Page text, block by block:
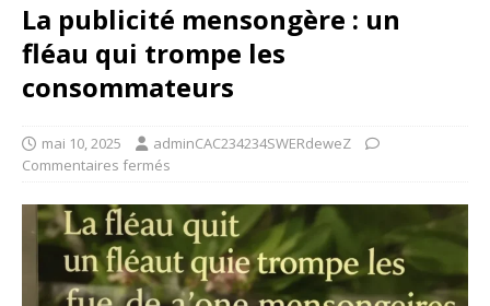
La publicité mensongère : un
fléau qui trompe les
consommateurs
mai 10, 2025
adminCAC234234SWERdeweZ
Commentaires fermés